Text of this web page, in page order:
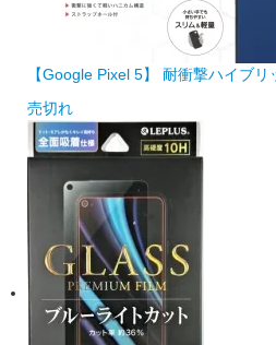
【Google Pixel 5】 耐衝撃ハイブリ
売切れ